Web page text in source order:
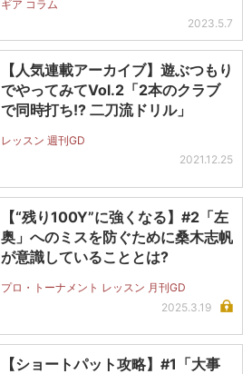
ギア コラム
2023.5.7
【人気連載アーカイブ】遊ぶつもり
でやってみてVol.2「2本のクラブ
で同時打ち!? 二刀流ドリル」
レッスン 週刊GD
2021.12.25
【“残り100Y”に強くなる】#2「左
奥」へのミスを防ぐために桑木志帆
が意識していることとは?
プロ・トーナメント レッスン 月刊GD
2025.3.19
【ショートパット攻略】#1「大事